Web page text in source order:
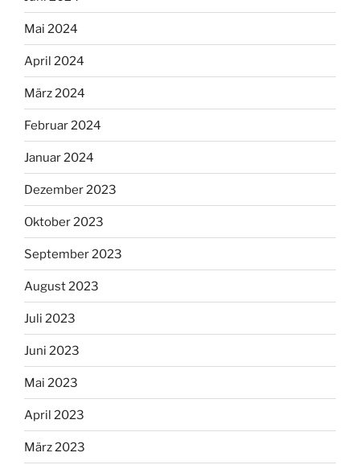
Mai 2024
April 2024
März 2024
Februar 2024
Januar 2024
Dezember 2023
Oktober 2023
September 2023
August 2023
Juli 2023
Juni 2023
Mai 2023
April 2023
März 2023